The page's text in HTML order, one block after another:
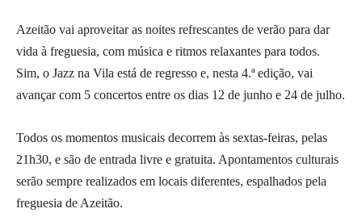
Azeitão vai aproveitar as noites refrescantes de verão para dar
vida à freguesia, com música e ritmos relaxantes para todos.
Sim, o Jazz na Vila está de regresso e, nesta 4.ª edição, vai
avançar com 5 concertos entre os dias 12 de junho e 24 de julho.
Todos os momentos musicais decorrem às sextas-feiras, pelas
21h30, e são de entrada livre e gratuita. Apontamentos culturais
serão sempre realizados em locais diferentes, espalhados pela
freguesia de Azeitão.